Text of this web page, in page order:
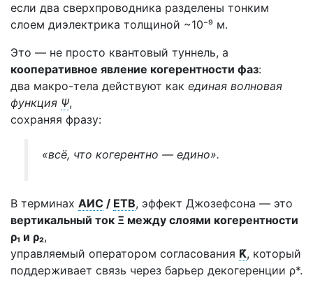
если два сверхпроводника разделены тонким
слоем диэлектрика толщиной ~10⁻⁹ м.
Это — не просто квантовый туннель, а
кооперативное явление когерентности фаз:
два макро-тела действуют как единая волновая
функция Ψ,
сохраняя фразу:
«всё, что когерентно — едино».
В терминах АИС / ЕТВ, эффект Джозефсона — это
вертикальный ток Ξ между слоями когерентности
ρ₁ и ρ₂,
управляемый оператором согласования K̃, который
поддерживает связь через барьер декогеренции ρ*.